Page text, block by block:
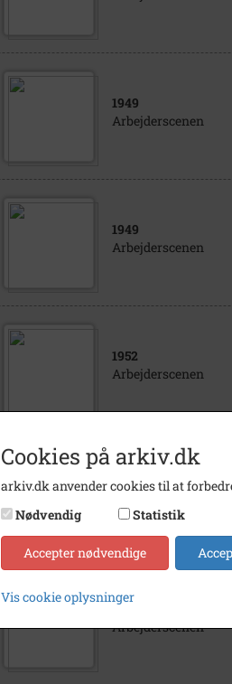
1949
Arbejderscenen
1949
Arbejderscenen
1952
Arbejderscenen
1952
1945
Arbejderscenen
Cookies på arkiv.dk
arkiv.dk anvender cookies til at
Nødvendig
Statistik
Accepter nødvendige
Vis cookie oplysninger